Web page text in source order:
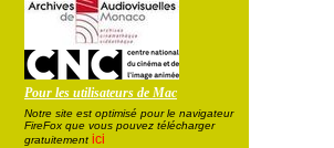
Pour les utilisateurs de Mac
Notre site est optimisé pour le navigateur
FireFox que vous pouvez télécharger
gratuitement ici